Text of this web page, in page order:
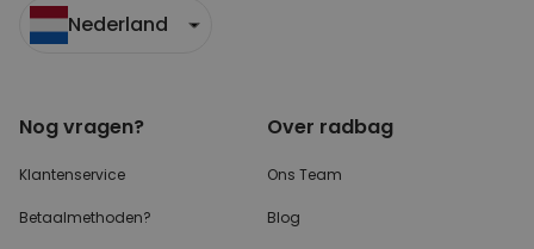
Nederland
Nog vragen?
Klantenservice
Betaalmethoden?
Over radbag
Ons Team
Blog